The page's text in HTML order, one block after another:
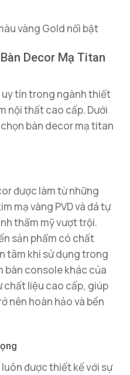
vàng Gold nổi bật
Decor Mạ Titan
uy tín trong ngành thiết
nội thất cao cấp. Dưới
bàn decor mạ titan
được làm từ những
mạ vàng PVD và đá tự
thẩm mỹ vượt trội.
sản phẩm có chất
tâm khi sử dụng trong
bàn console khác của
liệu cao cấp, giúp
nên hoàn hảo và bền
được thiết kế với sự